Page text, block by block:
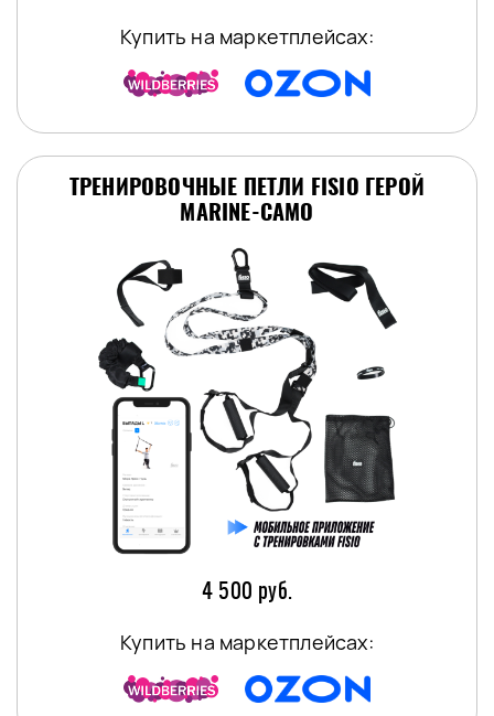
Купить на маркетплейсах:
ТРЕНИРОВОЧНЫЕ ПЕТЛИ FISIO ГЕРОЙ
MARINE-CAMO
4 500 руб.
Купить на маркетплейсах: